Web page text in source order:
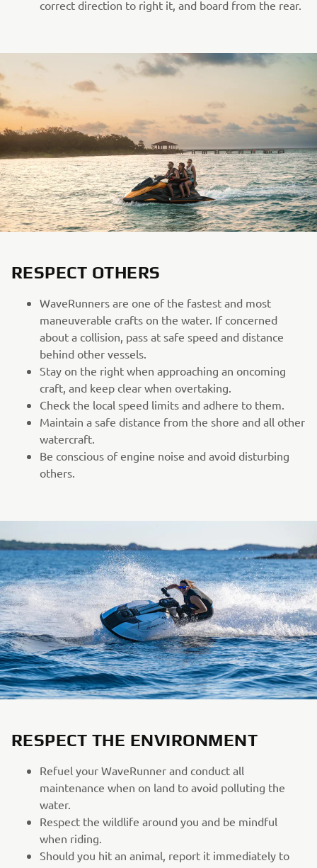
correct direction to right it, and board from the rear.
RESPECT OTHERS
WaveRunners are one of the fastest and most
maneuverable crafts on the water. If concerned
about a collision, pass at safe speed and distance
behind other vessels.
Stay on the right when approaching an oncoming
craft, and keep clear when overtaking.
Check the local speed limits and adhere to them.
Maintain a safe distance from the shore and all other
watercraft.
Be conscious of engine noise and avoid disturbing
others.
RESPECT THE ENVIRONMENT
Refuel your WaveRunner and conduct all
maintenance when on land to avoid polluting the
water.
Respect the wildlife around you and be mindful
when riding.
Should you hit an animal, report it immediately to